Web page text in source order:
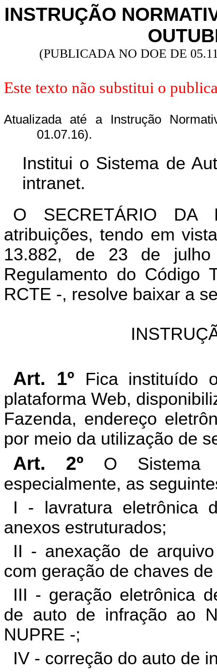
INSTRUÇÃO
(PUBLICADA NO DOE DE
Este texto não substitui o
Atualizada até a Instrução
01.07.16).
Institui o Sistema de
intranet.
O SECRETÁRIO
atribuições, tendo em
13.882, de 23 de
Regulamento do Código
RCTE -, resolve baixar a
Art. 1º
Fica instituído
plataforma Web,
Fazenda, endereço
por meio da utilização de
Art. 2º O
especialmente, as
I - lavratura eletrônica
anexos estruturados;
II - anexação de
com geração de chaves
III - geração eletrônica
de auto de infração ao
NUPRE -;
IV - correção do auto de